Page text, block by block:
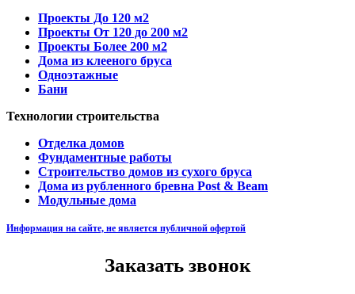
Проекты До 120 м2
Проекты От 120 до 200 м2
Проекты Более 200 м2
Дома из клееного бруса
Одноэтажные
Бани
Технологии строительства
Отделка домов
Фундаментные работы
Строительство домов из сухого бруса
Дома из рубленного бревна Post & Beam
Модульные дома
Информация на сайте, не является публичной офертой
Заказать звонок